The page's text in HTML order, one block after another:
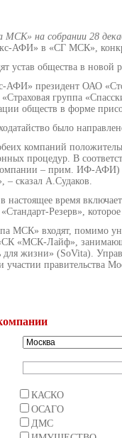
на собрании 28
АФИ» в «СГ МСК»,
устав общества в новой
президент ОАО
группа
обществ в форме
было
компаний
процедур. В
– прим. ИФ-АФИ)
– сказал А.Судаков.
настоящее время
«Стандарт-Резерв»,
МСК» входят,
«МСК-Лайф»,
для жизни» (SoVita).
участии правительства
КАСКО
ОСАГО
ДМС